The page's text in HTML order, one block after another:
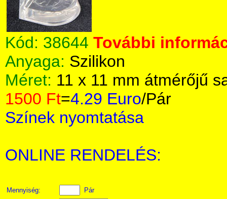
Kód: 38644 További
Anyaga: Szilikon
Méret: 11 x 11 mm átmérőjű
1500 Ft=4.29 Euro/Pár
Színek nyomtatása
ONLINE RENDELÉS:
Mennyiség:
Pár